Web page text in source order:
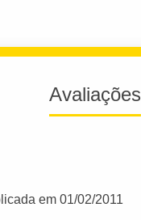
Avaliações
em 01/02/2011